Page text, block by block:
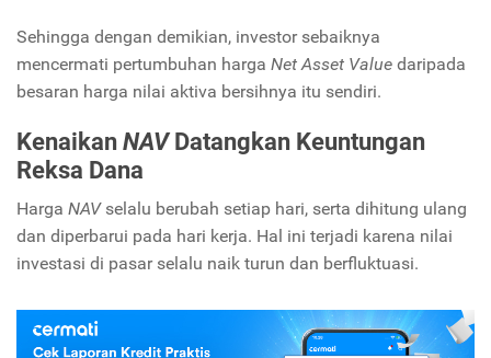
Sehingga dengan demikian, investor sebaiknya
mencermati pertumbuhan harga Net Asset Value daripada
besaran harga nilai aktiva bersihnya itu sendiri.
KenaikanNAV Datangkan Keuntungan
Reksa Dana
Harga NAV selalu berubah setiap hari, serta dihitung ulang
dan diperbarui pada hari kerja. Hal ini terjadi karena nilai
investasi di pasar selalu naik turun dan berfluktuasi.